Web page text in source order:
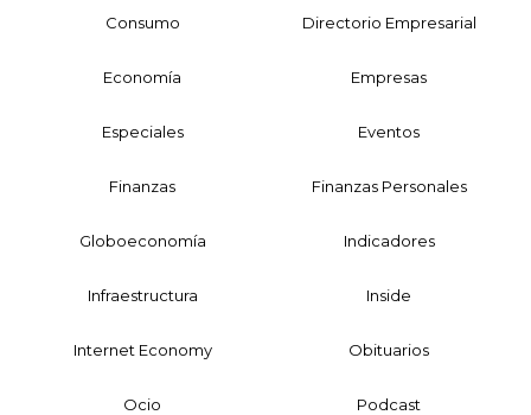
Consumo Directorio Empresarial
Economía Empresas
Especiales Eventos
Finanzas Finanzas Personales
Globoeconomía Indicadores
Infraestructura Inside
Internet Economy Obituarios
Ocio Podcast